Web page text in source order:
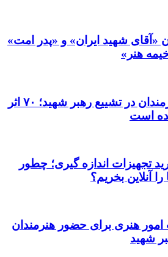
«آقای شهید ایران» و «پدر امت»
هنر»
حضور پررنگ هنرمندان در تشییع رهبر شهید؛ ۷۰ اثر
است
تجهیزات اندازه گیری؛ چطور
آنلاین بخریم؟
امور هنری برای حضور هنرمندان
شهید